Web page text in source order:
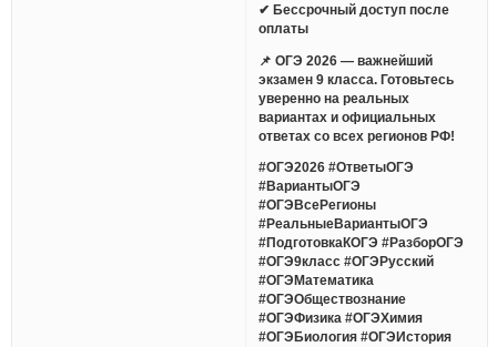
✔ Бессрочный доступ после
оплаты
📌 ОГЭ 2026 — важнейший
экзамен 9 класса. Готовьтесь
уверенно на реальных
вариантах и официальных
ответах со всех регионов РФ!
#ОГЭ2026 #ОтветыОГЭ
#ВариантыОГЭ
#ОГЭВсеРегионы
#РеальныеВариантыОГЭ
#ПодготовкаКОГЭ #РазборОГЭ
#ОГЭ9класс #ОГЭРусский
#ОГЭМатематика
#ОГЭОбществознание
#ОГЭФизика #ОГЭХимия
#ОГЭБиология #ОГЭИстория